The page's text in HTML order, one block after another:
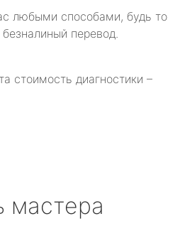
любыми способами, будь то
перевод.
стоимость диагностики –
мастера